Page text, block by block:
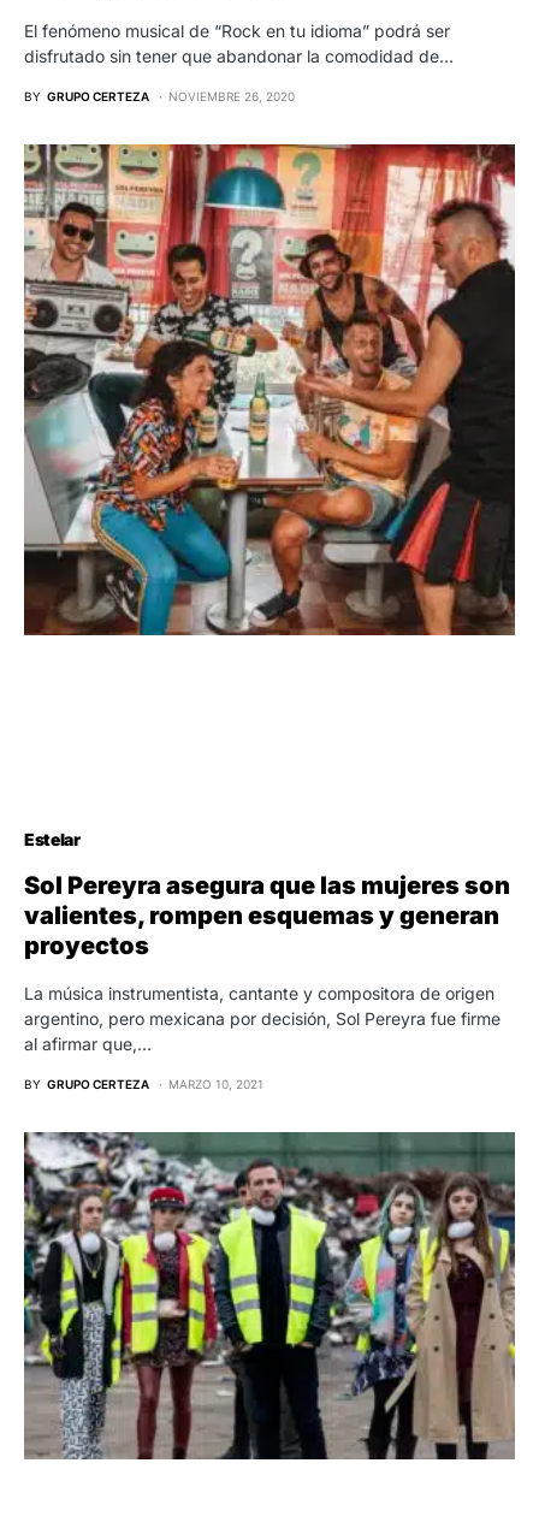
El fenómeno musical de “Rock en tu idioma” podrá ser
disfrutado sin tener que abandonar la comodidad de…
BY GRUPO CERTEZA NOVIEMBRE 26, 2020
Estelar
Sol Pereyra asegura que las mujeres son
valientes, rompen esquemas y generan
proyectos
La música instrumentista, cantante y compositora de origen
argentino, pero mexicana por decisión, Sol Pereyra fue firme
al afirmar que,…
BY GRUPO CERTEZA MARZO 10, 2021